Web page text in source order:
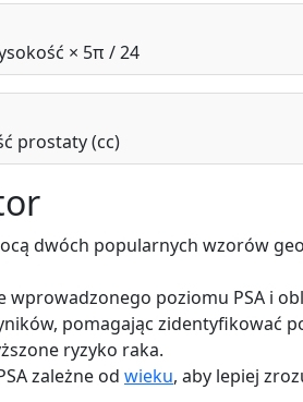
× 5π / 24
prostaty (cc)
dwóch popularnych wzorów
wprowadzonego poziomu PSA i
pomagając zidentyfikować
ryzyko raka.
zależne od wieku, aby lepiej